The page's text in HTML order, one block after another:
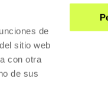
de
sitio web
con otra
de sus